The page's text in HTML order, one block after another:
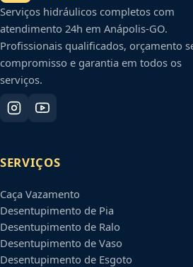
Serviços hidráulicos completos com
atendimento 24h em Anápolis-GO.
Profissionais qualificados, orçamento
compromisso e garantia em todos os
serviços.
SERVIÇOS
Caça Vazamento
Desentupimento de Pia
Desentupimento de Ralo
Desentupimento de Vaso
Desentupimento de Esgoto